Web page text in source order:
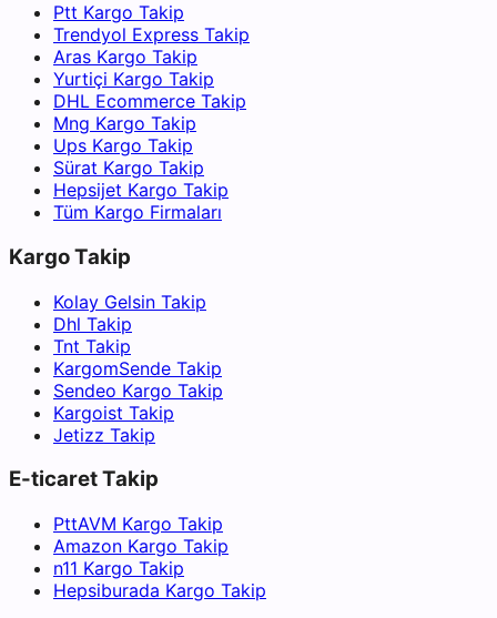
Ptt Kargo Takip
Trendyol Express Takip
Aras Kargo Takip
Yurtiçi Kargo Takip
DHL Ecommerce Takip
Mng Kargo Takip
Ups Kargo Takip
Sürat Kargo Takip
Hepsijet Kargo Takip
Tüm Kargo Firmaları
Kargo Takip
Kolay Gelsin Takip
Dhl Takip
Tnt Takip
KargomSende Takip
Sendeo Kargo Takip
Kargoist Takip
Jetizz Takip
E-ticaret Takip
PttAVM Kargo Takip
Amazon Kargo Takip
n11 Kargo Takip
Hepsiburada Kargo Takip